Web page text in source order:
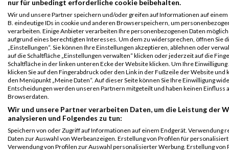
VeranstaltungStnr
First
Name
Last
Name
Jahr NationVereinNet
B2RUN
Hamburg
B2Run Hamburg
44 Rena Herrmann 0000 GER
Aldi
GmbH
& Co.
KG
B2RUN
Hamburg
Einzelwertung
weiblich
44 Rena Herrmann 0000 GER
Aldi
& Co.
B2RUN
Hamburg
44 Rena Herrmann 0000 GER
Aldi
GmbH
nur für unbedingt erforderliche cookie beibehalten.
Wir und unsere Partner speichern und/oder greifen auf Informationen auf einem
B. eindeutige IDs in cookie und anderen Browserspeichern, um
verarbeiten. Einige Anbieter verarbeiten Ihre personenbezogenen Daten
aufgrund eines berechtigten Interesses. Um dem zu widersprechen, öffnen Sie
„Einstellungen“. Sie können Ihre Einstellungen akzeptieren, ablehnen oder
auf die Schaltfläche „Einstellungen verwalten“ klicken oder jederzeit auf die
Schaltfläche in der linken unteren Ecke der Website klicken. Um Ihre
klicken Sie auf den Fingerabdruck oder den Link in der Fußzeile der Website und
den Menüpunkt „Meine Daten“. Auf dieser Seite können Sie Ihre Einwilligung
Entscheidungen werden unseren Partnern mitgeteilt und haben keinen Einfluss
Browserdaten.
Wir und unsere Partner verarbeiten Daten, um die Leistung der
analysieren und Folgendes zu tun:
Speichern von oder Zugriff auf Informationen auf einem Endgerät. Verwendung
Daten zur Auswahl von Werbeanzeigen. Erstellung von Profilen für
Verwendung von Profilen zur Auswahl personalisierter Werbung. Erstellung von